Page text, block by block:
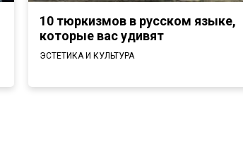
10 тюркизмов в русском языке,
которые вас удивят
ЭСТЕТИКА И КУЛЬТУРА